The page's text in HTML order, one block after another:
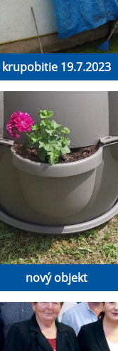
krupobitie 19.7.2023
nový objekt